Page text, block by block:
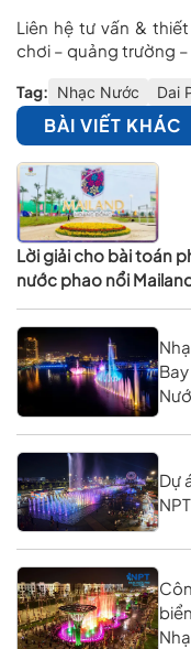
Liên hệ tư vấn &
chơi – quảng trường
Tag: Nhạc Nước Dai
BÀI VIẾT KHÁC
Lời giải cho bài toán
nước phao nổi
Dự